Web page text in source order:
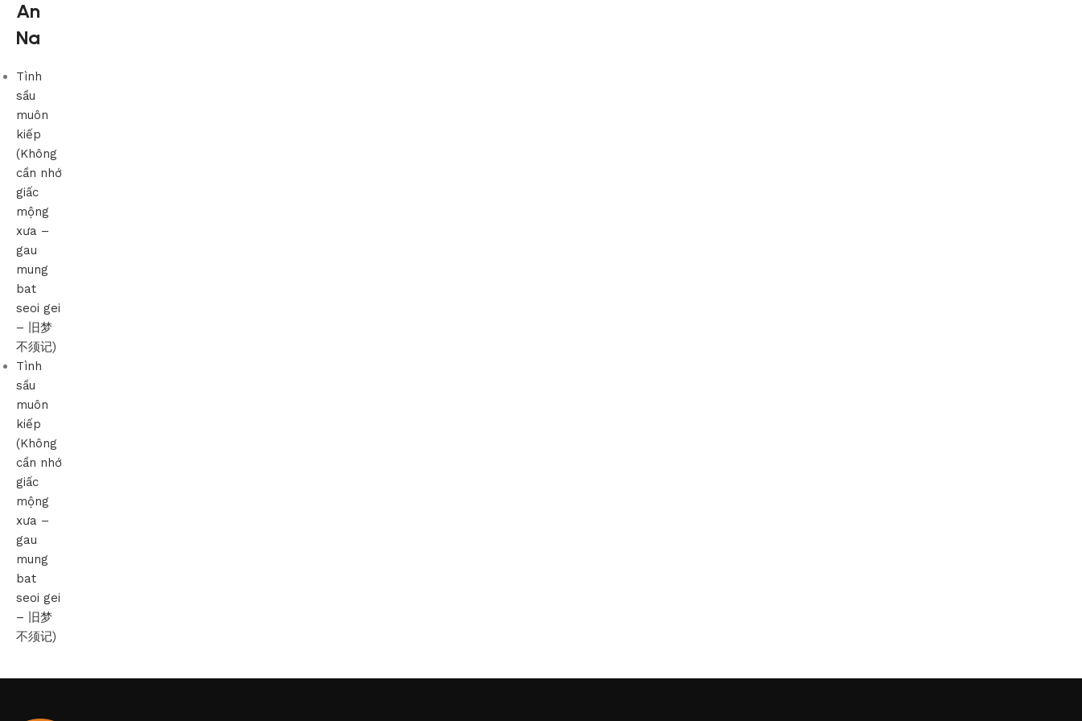
An
Na
Tình
sầu
muôn
kiếp
(Không
cần nhớ
giấc
mộng
xưa –
gau
mung
bat
seoi gei
– 旧梦
不须记)
Tình
sầu
muôn
kiếp
(Không
cần nhớ
giấc
mộng
xưa –
gau
mung
bat
seoi gei
– 旧梦
不须记)